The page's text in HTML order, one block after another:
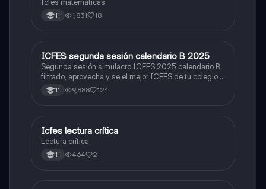
11 1,831 18
ICFES: Lectura Crítica
ICFES segunda sesión calendario B 2025
Segunda sesión simulacro ICFES 2025 calendario B
filtrado, aprovecha y se el mejor ICFES de tu colegio y
poder ingresar a universidad, y estudiar aquella
carrera con la que tanto sueñas.
11 9,888 124
Lengua Castellana
Icfes lectura crítica
Lectura crítica
11 464 2